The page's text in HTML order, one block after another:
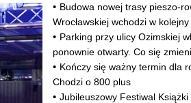
Budowa nowej trasy
Wrocławskiej wchodzi w
Parking przy ulicy Ozimskiej
ponownie otwarty. Co się
Kończy się ważny termin dla
Chodzi o 800 plus
Jubileuszowy Festiwal Książki